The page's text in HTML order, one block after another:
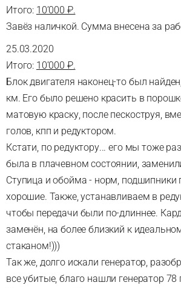
Итого: 10’000 ₽.
Завёз наличкой. Сумма внесена за
25.03.2020
Итого: 10’000 ₽.
Блок двигателя наконец-то был
км. Его было решено красить в
матовую краску, после пескоструя,
голов, кпп и редуктором.
Кстати, по редуктору... его мы тоже
была в плачевном состоянии,
Ступица и обойма - норм, подшипники
хорошие. Также, устанавливаем в
чтобы передачи были по-длиннее.
заменён, на более близкий к
стаканом!)))
Так же, долго искали генератор,
все убитые, благо нашли генератор 78